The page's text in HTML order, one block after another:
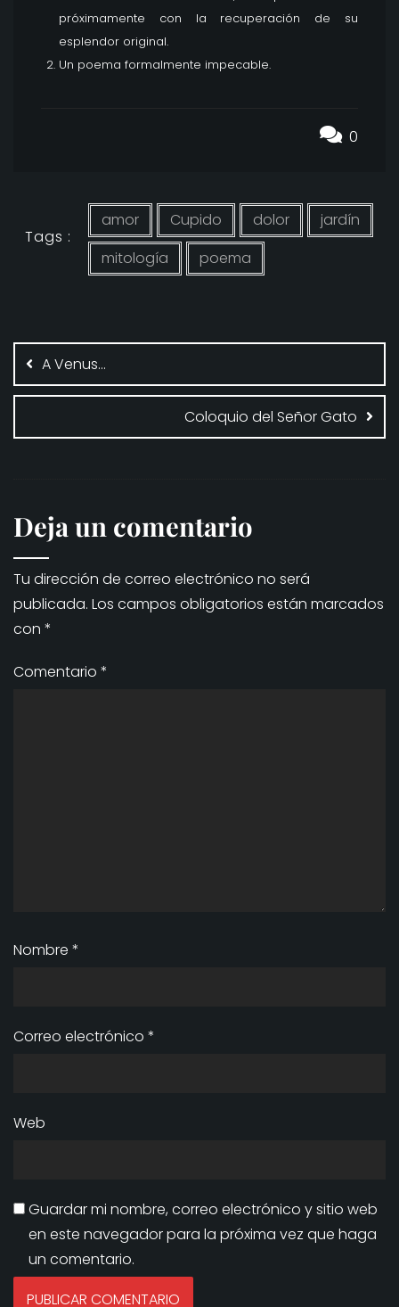
próximamente con la recuperación de su
esplendor original.
Un poema formalmente impecable.
0
Tags :
amor Cupido dolor
jardín
mitología
poema
Navegación
de
entradas
A Venus…
Coloquio del Señor Gato
Deja un comentario
Tu dirección de correo electrónico no será
publicada. Los campos obligatorios están marcados
con *
Comentario *
Nombre *
Correo electrónico *
Web
Guardar mi nombre, correo electrónico y sitio web
en este navegador para la próxima vez que haga
un comentario.